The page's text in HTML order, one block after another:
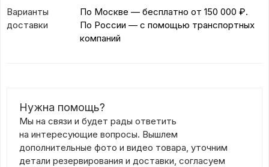
Варианты
доставки
По Москве — бесплатно от 150 000 ₽.
По России — с помощью транспортных
компаний
Нужна помощь?
Мы на связи и будет рады ответить
на интересующие вопросы. Вышлем
дополнительные фото и видео товара, уточним
детали резервирования и доставки, согласуем